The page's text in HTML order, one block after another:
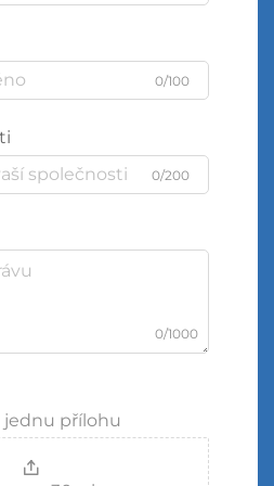
0/100
0/200
0/1000
jednu přílohu